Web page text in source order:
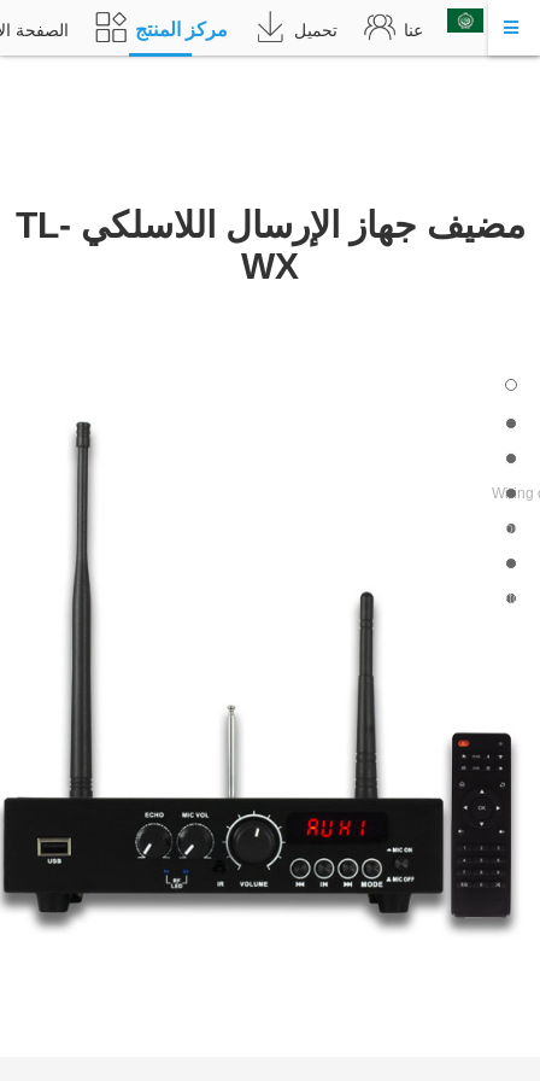
عربي عنا تحميل مركز المنتج الصفحة
مضيف جهاز الإرسال اللاسلكي TL-
WX
Wiring
Smart
TL-JX3030